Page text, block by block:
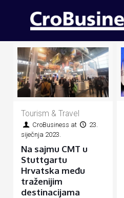
Tourism & Travel
CroBusiness at
23.
siječnja 2023.
Na sajmu CMT u
Stuttgartu
Hrvatska među
traženijim
destinacijama